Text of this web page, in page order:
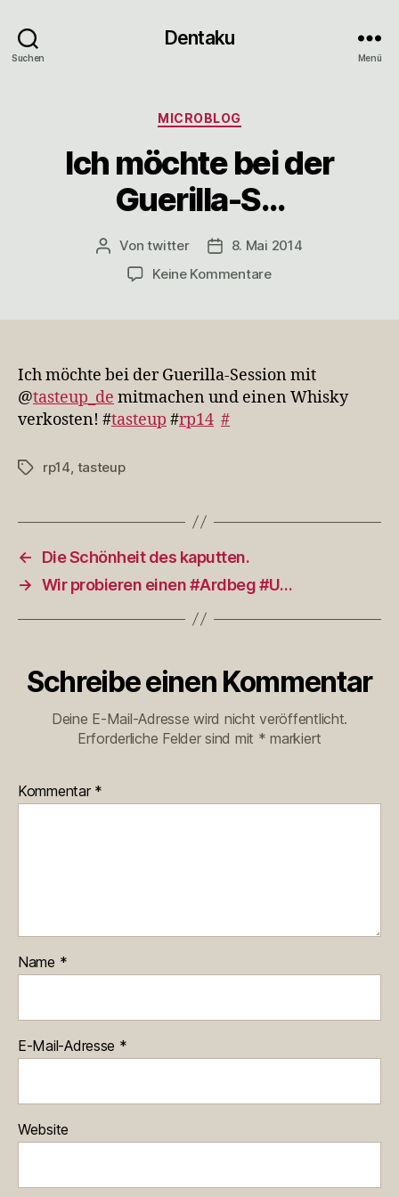
Suchen
Dentaku
Menü
Kategorien
MICROBLOG
Ich möchte bei der
Guerilla-S…
Beitragsautor
Vontwitter Veröffentlichungsdatum
8. Mai 2014
Keine Kommentarezu
Guerilla-
S…
Ich möchte bei der Guerilla-Session mit
@tasteup_de mitmachen und einen Whisky
verkosten! #tasteup #rp14 #
Schlagwörter
rp14 tasteup
←
Die Schönheit des kaputten.
→ Wir probieren einen #Ardbeg #U…
Schreibe einen Kommentar
Deine E-Mail-Adresse wird nicht veröffentlicht.
Erforderliche Felder sind mit * markiert
Kommentar *
Name *
E-Mail-Adresse *
Website